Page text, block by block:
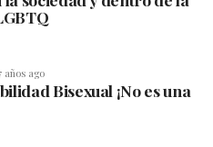
años ago
Bisexual ¡No es una